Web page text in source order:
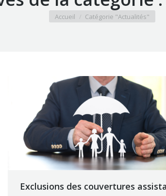
Vous êtes ici :
Accueil Catégorie "Actualités"
Exclusions des couvertures